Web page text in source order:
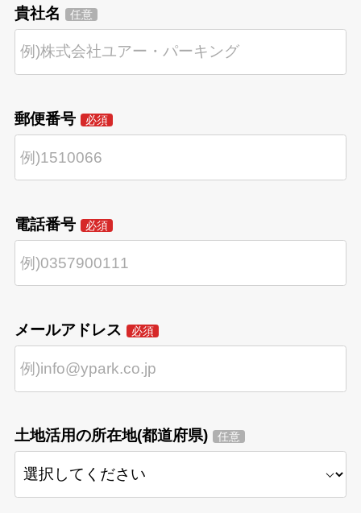
貴社名 任意
郵便番号 必須
電話番号 必須
メールアドレス 必須
土地活用の所在地(都道府県) 任意